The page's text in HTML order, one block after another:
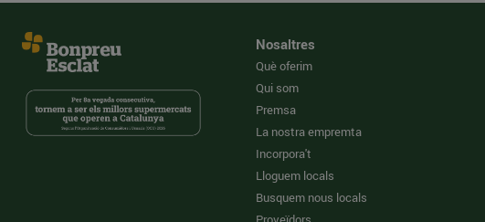
Nosaltres
Què oferim
Qui som
Premsa
La nostra empremta
Incorpora't
Lloguem locals
Busquem nous locals